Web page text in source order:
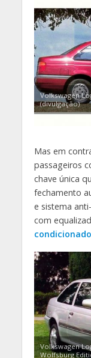
Volkswagen
(divulgação)
Mas em
passageiros
chave única
fechamento
e sistema
com
condicionado
Volkswagen
Wolfsburg